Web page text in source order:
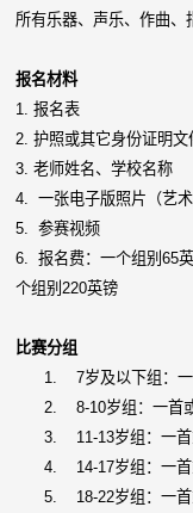
所有乐器、声乐、作曲、
报名材料
1. 报名表
2. 护照或其它身份证明文
3. 老师姓名、学校名称
4. 一张电子版照片（艺术
5. 参赛视频
6. 报名费：一个组别65
个组别220英镑
比赛分组
1.
7岁及以下组：
2.
8-10岁组：一首
3.
11-13岁组：一
4.
14-17岁组：一
5.
18-22岁组：一